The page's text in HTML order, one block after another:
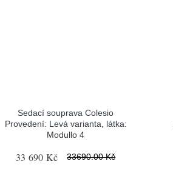
Sedací souprava Colesio
Provedení: Levá varianta, látka:
Modullo 4
33 690 Kč 33690.00 Kč